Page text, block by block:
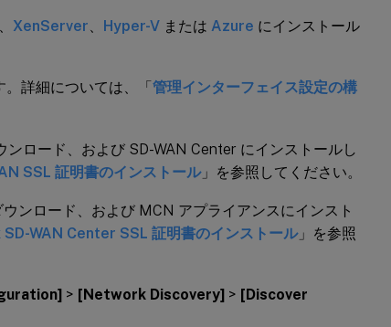
XenServer Hyper-V または Azure にインストール
詳細については、「管理インターフェイス設定の構
ロード、および SD-WAN Center にインストールし
SSL 証明書のインストール」を参照してください。
ンロード、および MCN アプライアンスにインスト
WAN Center SSL 証明書のインストール」を参照
> [Network Discovery] > [Discover